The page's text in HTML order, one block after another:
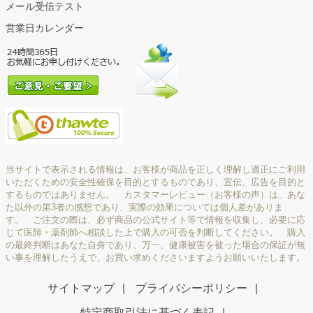
メール受信テスト
営業日カレンダー
当サイトで表示される情報は、お客様が商品を正しく理解し適正にご利用
いただくための安全性確保を目的とするものであり、宣伝、広告を目的と
するものではありません。 カスタマーレビュー（お客様の声）は、あな
た以外の第3者の感想であり、実際の効果については個人差がありま
す。 ご注文の際は、必ず商品の公式サイト等で情報を収集し、必要に応
じて医師・薬剤師へ相談した上で購入の可否を判断してください。 購入
の最終判断はあなた自身であり、万一、健康被害を被った場合の保証が無
い事を理解したうえで、お買い求めくださいますようお願いいたします。
サイトマップ プライバシーポリシー